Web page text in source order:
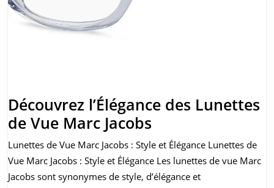
Découvrez l’Élégance des Lunettes
de Vue Marc Jacobs
l’Élégance
des
Lunettes
Lunettes de Vue Marc Jacobs : Style et Élégance Lunettes de
Vue Marc Jacobs : Style et Élégance Les lunettes de vue Marc
Jacobs sont synonymes de style, d’élégance et